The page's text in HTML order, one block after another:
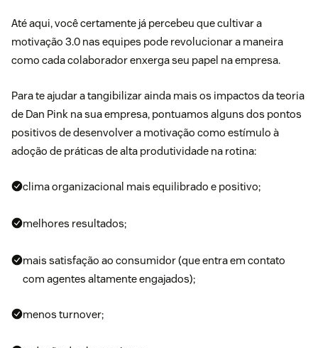
Até aqui, você certamente já percebeu que cultivar a
motivação 3.0 nas equipes pode revolucionar a maneira
como cada colaborador enxerga seu papel na empresa.
Para te ajudar a tangibilizar ainda mais os impactos da teoria
de Dan Pink na sua empresa, pontuamos alguns dos pontos
positivos de desenvolver a motivação como estímulo à
adoção de práticas de alta produtividade na rotina:
clima organizacional mais equilibrado e positivo;
melhores resultados;
mais satisfação ao consumidor (que entra em contato
com agentes altamente engajados);
menos turnover;